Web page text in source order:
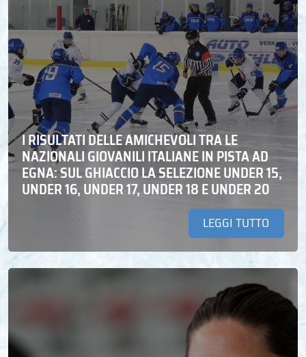
I RISULTATI DELLE AMICHEVOLI TRA LE
NAZIONALI GIOVANILI ITALIANE IN PISTA AD
EGNA: SUL GHIACCIO LA SELEZIONE UNDER 15,
UNDER 16, UNDER 17, UNDER 18 E UNDER 20
LEGGI TUTTO